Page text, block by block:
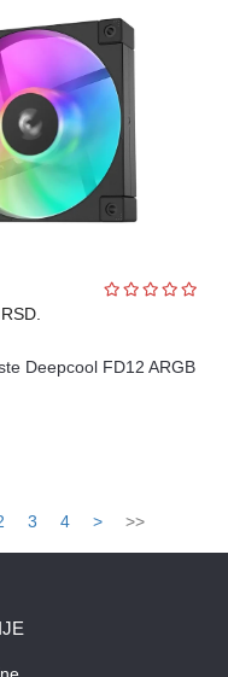
RSD.
Deepcool FD12 ARGB
3 4 > >>